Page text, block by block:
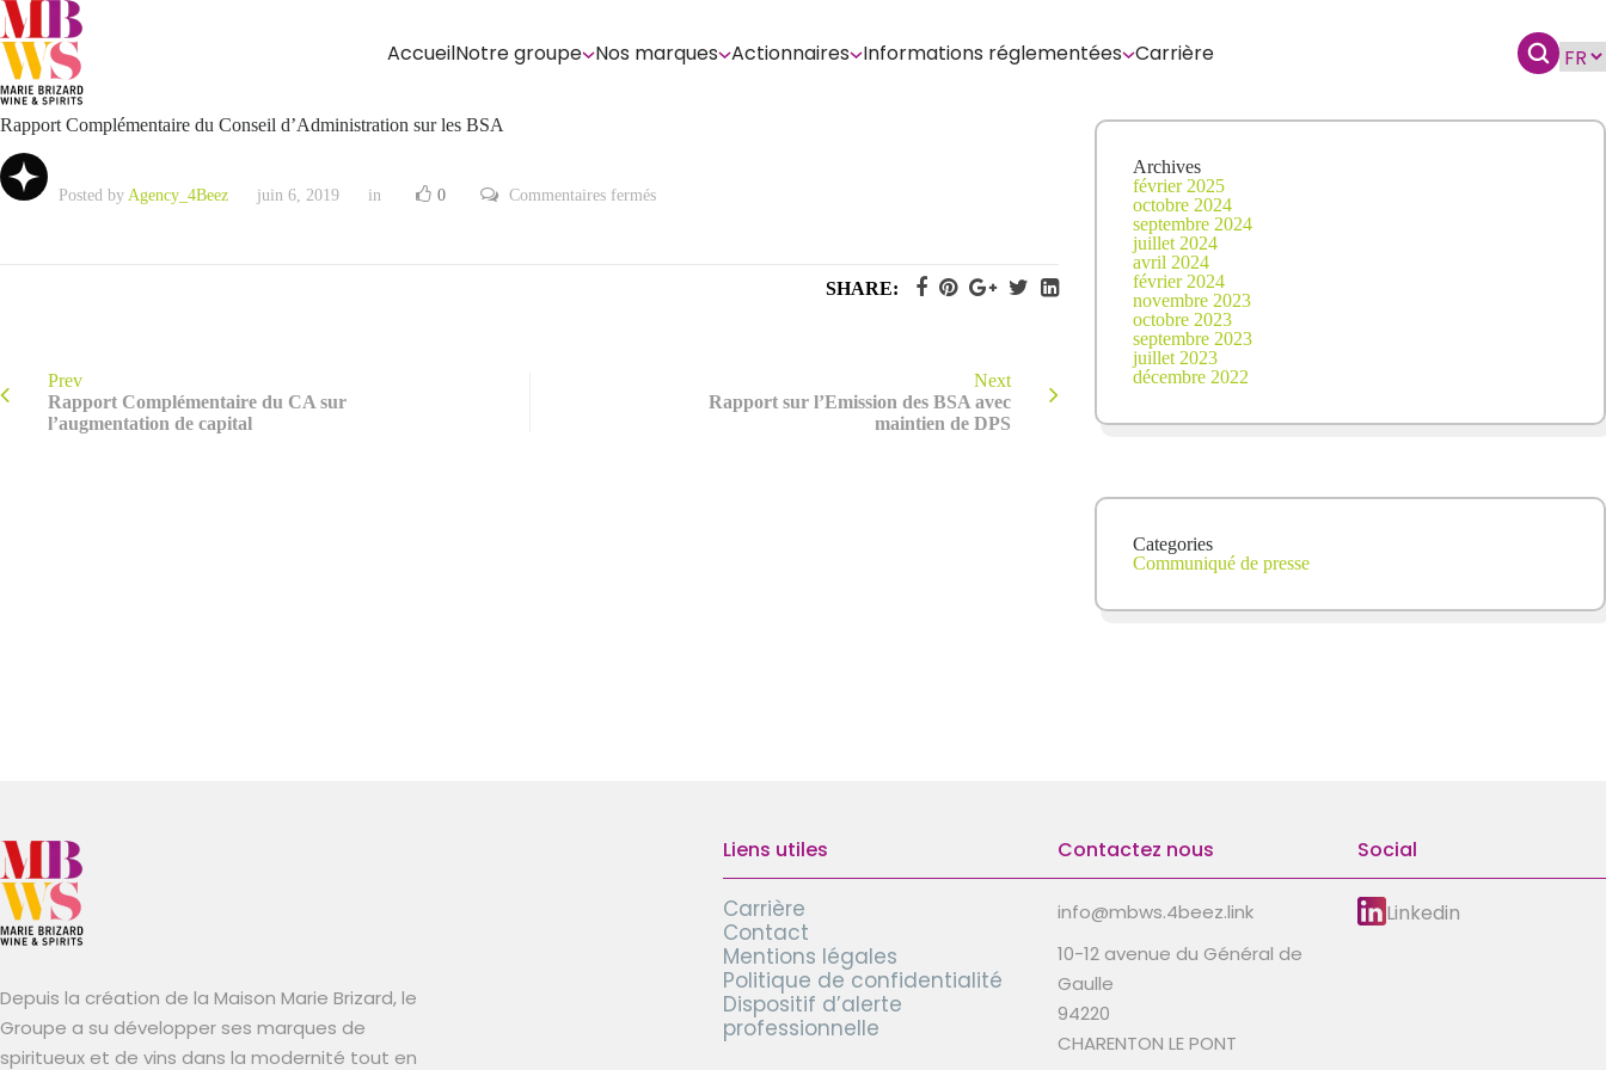
AccueilNotre groupe Nos marques Actionnaires Informations réglementées Carrière
Rapport Complémentaire du Conseil d’Administration sur les BSA
Posted by Agency_4Beez juin 6, 2019 in 0 Commentaires ferméssur
SHARE:
Prev
Rapport Complémentaire du CA sur
l’augmentation de capital
Next
Rapport sur l’Emission des BSA avec
maintien de DPS
Archives
février 2025
octobre 2024
septembre 2024
juillet 2024
avril 2024
février 2024
novembre 2023
octobre 2023
septembre 2023
juillet 2023
décembre 2022
Categories
Communiqué de presse
Depuis la création de la Maison Marie Brizard, le
Groupe a su développer ses marques de
spiritueux et de vins dans la modernité tout en
Liens utiles
Carrière
Contact
Mentions légales
Politique de confidentialité
Dispositif d’alerte
professionnelle
Contactez nous
info@mbws.4beez.link
10-12 avenue du Général de
Gaulle
94220
CHARENTON LE PONT
Social
Linkedin